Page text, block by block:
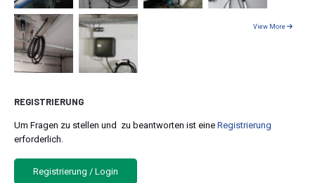
View More
REGISTRIERUNG
Um Fragen zu stellen und zu beantworten ist eine Registrierung
erforderlich.
Registrierung / Login